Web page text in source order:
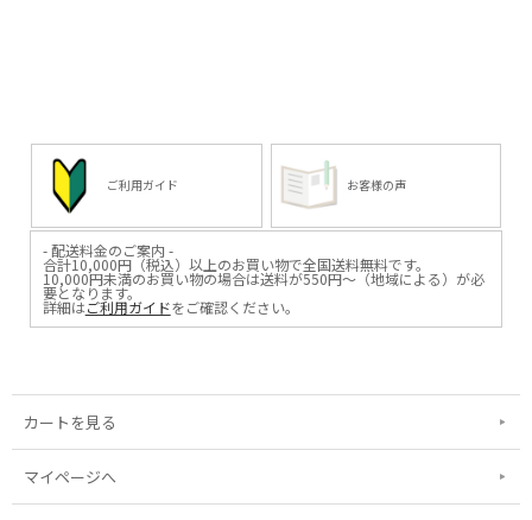
ご利用ガイド お客様の声
- 配送料金のご案内 -
合計10,000円（税込）以上のお買い物で全国送料無料です。
10,000円未満のお買い物の場合は送料が550円～（地域による）が必
要となります。
詳細はご利用ガイドをご確認ください。
カートを見る
マイページへ